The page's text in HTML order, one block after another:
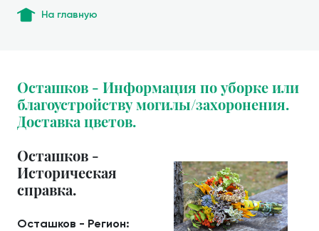
На главную
Осташков - Информация по уборке или
благоустройству могилы/захоронения.
Доставка цветов.
Осташков -
Историческая
справка.
Осташков - Регион: